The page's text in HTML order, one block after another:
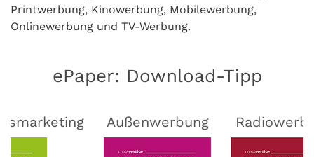
Printwerbung, Kinowerbung, Mobilewerbung,
Onlinewerbung und TV-Werbung.
ePaper: Download-Tipp
Außenwerbung